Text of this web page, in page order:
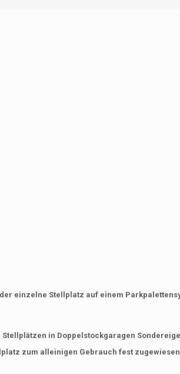
einzelne Stellplatz auf einem
in Doppelstockgaragen
zum alleinigen Gebrauch fest